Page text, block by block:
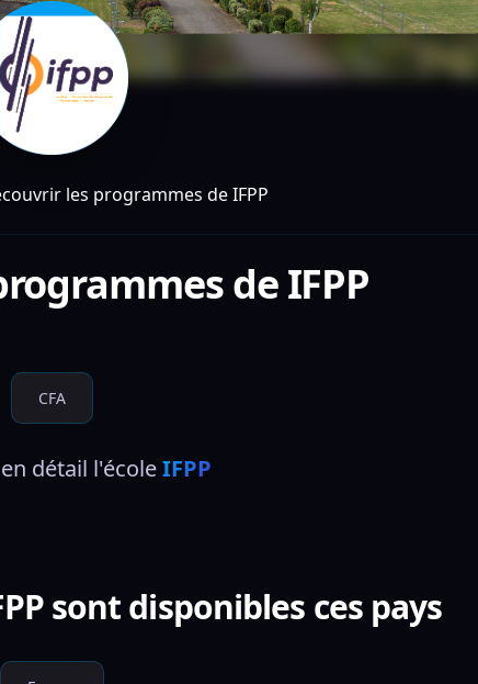
les programmes de IFPP
deIFPP
CFA
détail l'école IFPP
sont disponibles ces pays